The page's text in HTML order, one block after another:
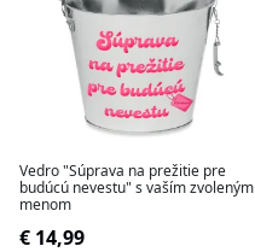
Vedro "Súprava na prežitie pre
budúcú nevestu" s vaším zvoleným
menom
€ 14,99